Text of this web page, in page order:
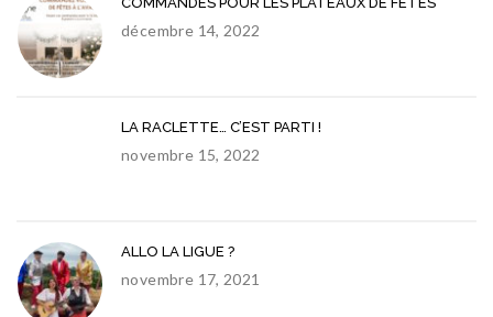
décembre 14, 2022
LA RACLETTE… C’EST PARTI !
novembre 15, 2022
ALLO LA LIGUE ?
novembre 17, 2021